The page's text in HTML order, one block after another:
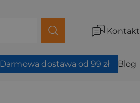
Kontakt
Darmowa dostawa od 99 zł Blog